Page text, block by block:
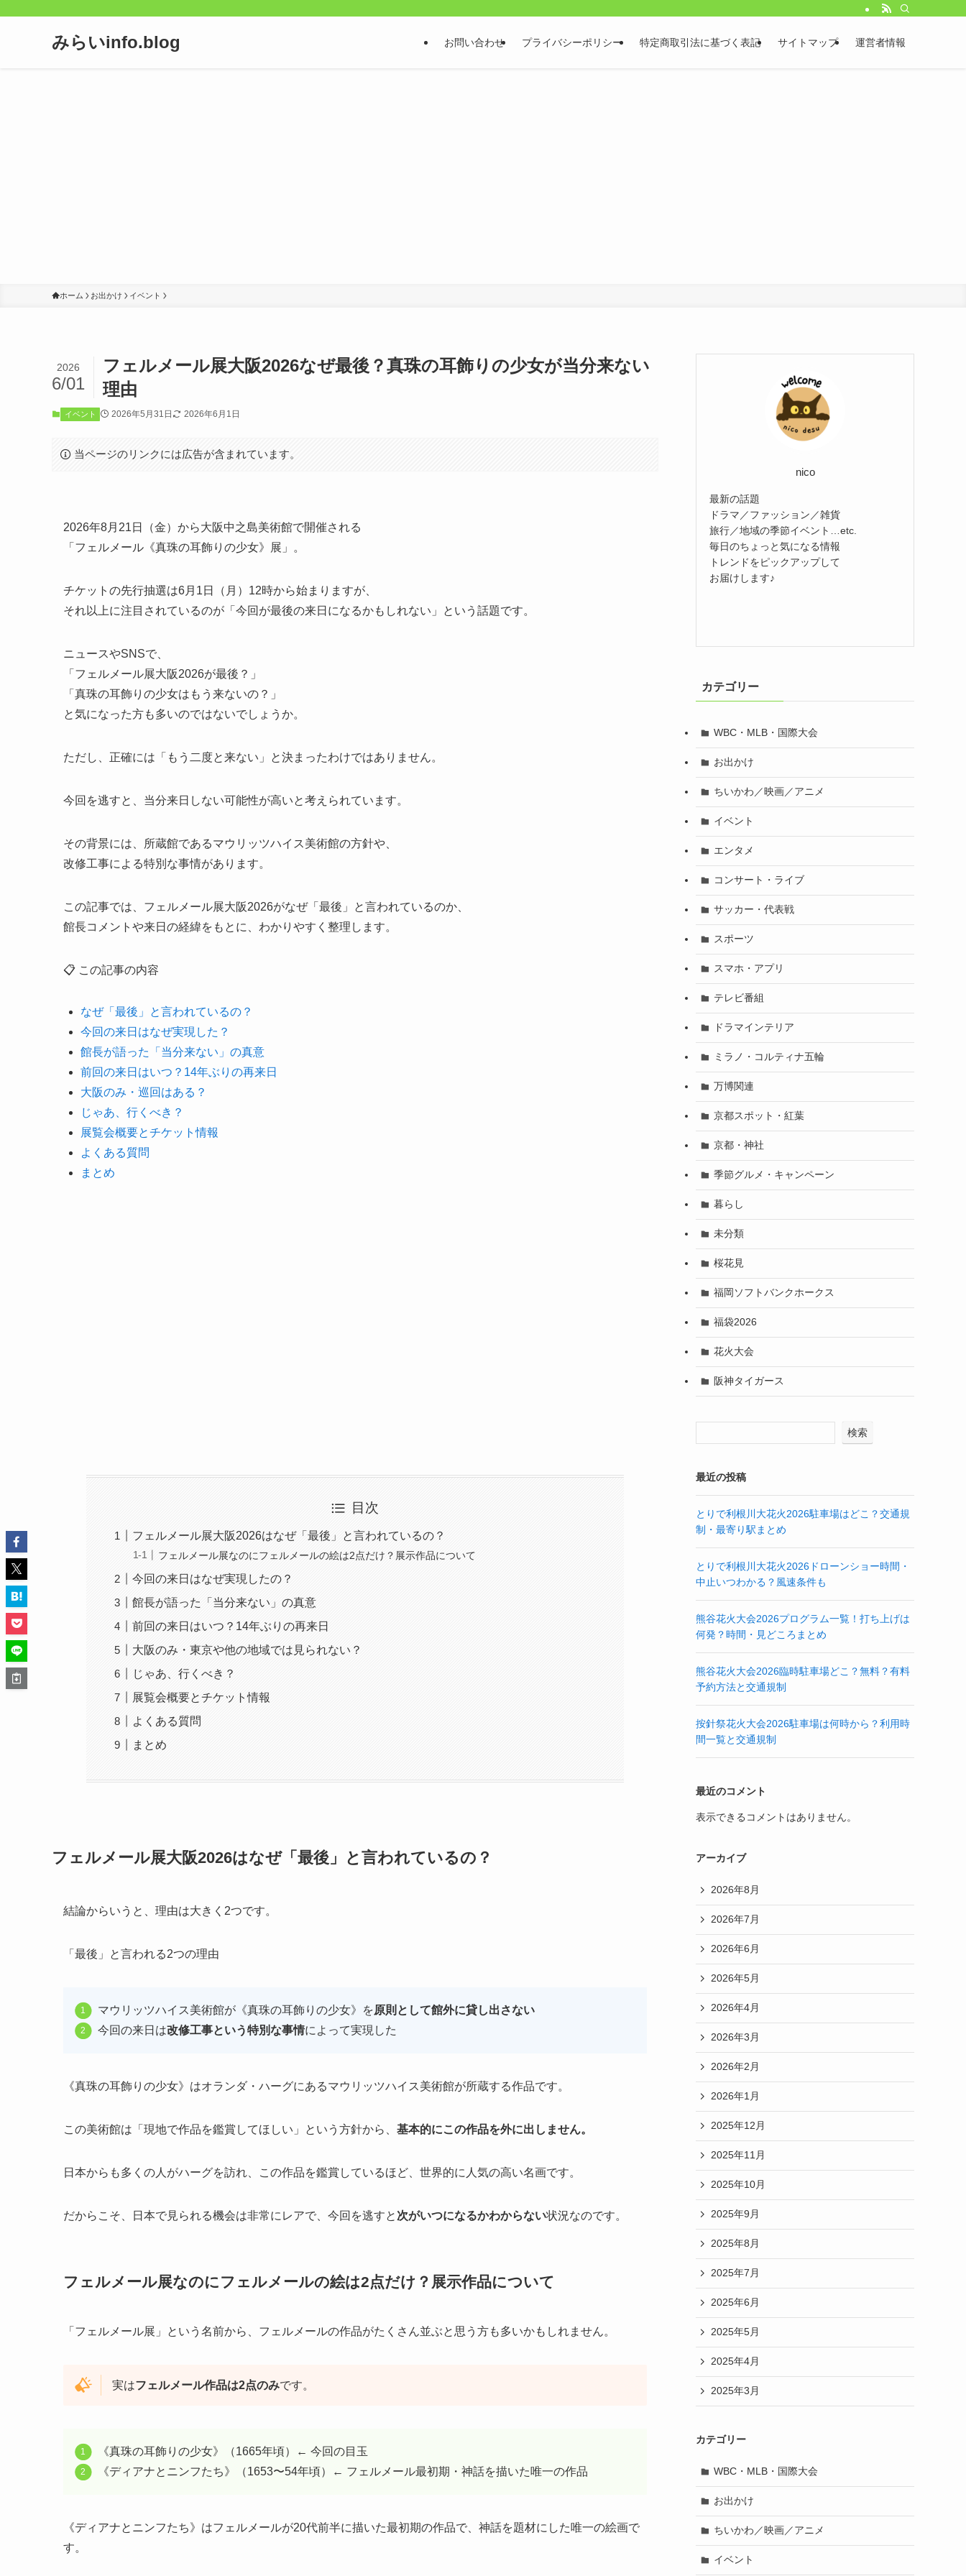
みらいinfo.blog お問い合わせ プライバシーポリシー 特定商取引法に基づく表記 サイトマップ 運営者情報
ホーム お出かけ イベント
フェルメール展大阪2026なぜ最後？真珠の耳飾りの少女が当分来ない
理由
2026
6/01
イベント 2026年5月31日 2026年6月1日
当ページのリンクには広告が含まれています。
2026年8月21日（金）から大阪中之島美術館で開催される
「フェルメール《真珠の耳飾りの少女》展」。
チケットの先行抽選は6月1日（月）12時から始まりますが、
それ以上に注目されているのが「今回が最後の来日になるかもしれない」という話題です。
ニュースやSNSで、
「フェルメール展大阪2026が最後？」
「真珠の耳飾りの少女はもう来ないの？」
と気になった方も多いのではないでしょうか。
ただし、正確には「もう二度と来ない」と決まったわけではありません。
今回を逃すと、当分来日しない可能性が高いと考えられています。
その背景には、所蔵館であるマウリッツハイス美術館の方針や、
改修工事による特別な事情があります。
この記事では、フェルメール展大阪2026がなぜ「最後」と言われているのか、
館長コメントや来日の経緯をもとに、わかりやすく整理します。
📋 この記事の内容
なぜ「最後」と言われているの？
今回の来日はなぜ実現した？
館長が語った「当分来ない」の真意
前回の来日はいつ？14年ぶりの再来日
大阪のみ・巡回はある？
じゃあ、行くべき？
展覧会概要とチケット情報
よくある質問
まとめ
目次
フェルメール展大阪2026はなぜ「最後」と言われているの？
フェルメール展なのにフェルメールの絵は2点だけ？展示作品について
今回の来日はなぜ実現したの？
館長が語った「当分来ない」の真意
前回の来日はいつ？14年ぶりの再来日
大阪のみ・東京や他の地域では見られない？
じゃあ、行くべき？
展覧会概要とチケット情報
よくある質問
まとめ
フェルメール展大阪2026はなぜ「最後」と言われているの？
結論からいうと、理由は大きく2つです。
「最後」と言われる2つの理由
マウリッツハイス美術館が《真珠の耳飾りの少女》を原則として館外に貸し出さない
今回の来日は改修工事という特別な事情によって実現した
《真珠の耳飾りの少女》はオランダ・ハーグにあるマウリッツハイス美術館が所蔵する作品です。
この美術館は「現地で作品を鑑賞してほしい」という方針から、 基本的にこの作品を外に出しません。
日本からも多くの人がハーグを訪れ、この作品を鑑賞しているほど、世界的に人気の高い名画です。
だからこそ、日本で見られる機会は非常にレアで、今回を逃すと 次がいつになるかわからない状況なのです。
フェルメール展なのにフェルメールの絵は2点だけ？展示作品について
「フェルメール展」という名前から、フェルメールの作品がたくさん並ぶと思う方も多いかもしれません。
実はフェルメール作品は2点のみです。
《真珠の耳飾りの少女》（1665年頃）← 今回の目玉
《ディアナとニンフたち》（1653〜54年頃）← フェルメール最初期・神話を描いた唯一の作品
《ディアナとニンフたち》はフェルメールが20代前半に描いた最初期の作品で、神話を題材にした唯一の絵画で
す。
nico
最新の話題
ドラマ／ファッション／雑貨
旅行／地域の季節イベント…etc.
毎日のちょっと気になる情報
トレンドをピックアップして
お届けします♪
カテゴリー
WBC・MLB・国際大会
お出かけ
ちいかわ／映画／アニメ
イベント
エンタメ
コンサート・ライブ
サッカー・代表戦
スポーツ
スマホ・アプリ
テレビ番組
ドラマインテリア
ミラノ・コルティナ五輪
万博関連
京都スポット・紅葉
京都・神社
季節グルメ・キャンペーン
暮らし
未分類
桜花見
福岡ソフトバンクホークス
福袋2026
花火大会
阪神タイガース
検索
最近の投稿
とりで利根川大花火2026駐車場はどこ？交通規
制・最寄り駅まとめ
とりで利根川大花火2026ドローンショー時間・
中止いつわかる？風速条件も
熊谷花火大会2026プログラム一覧！打ち上げは
何発？時間・見どころまとめ
熊谷花火大会2026臨時駐車場どこ？無料？有料
予約方法と交通規制
按針祭花火大会2026駐車場は何時から？利用時
間一覧と交通規制
最近のコメント
表示できるコメントはありません。
アーカイブ
2026年8月
2026年7月
2026年6月
2026年5月
2026年4月
2026年3月
2026年2月
2026年1月
2025年12月
2025年11月
2025年10月
2025年9月
2025年8月
2025年7月
2025年6月
2025年5月
2025年4月
2025年3月
カテゴリー
WBC・MLB・国際大会
お出かけ
ちいかわ／映画／アニメ
イベント